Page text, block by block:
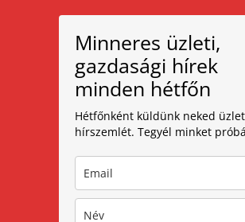
Minneres üzleti,
gazdasági hírek
minden hétfőn
Hétfőnként küldünk neked
hírszemlét. Tegyél minket